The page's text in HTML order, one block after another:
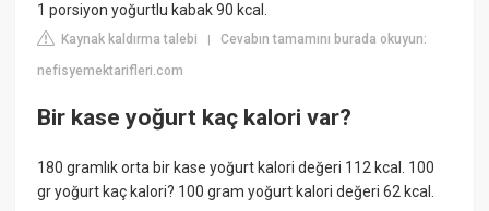
1 porsiyon yoğurtlu kabak 90 kcal.
Kaynak kaldırma talebi |Cevabın tamamını burada okuyun:
nefisyemektarifleri.com
Bir kase yoğurt kaç kalori var?
180 gramlık orta bir kase yoğurt kalori değeri 112 kcal. 100
gr yoğurt kaç kalori? 100 gram yoğurt kalori değeri 62 kcal.